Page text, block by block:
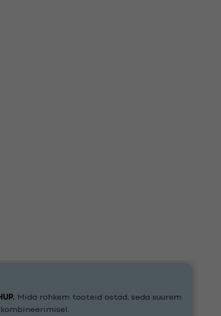
. Mida rohkem tooteid ostad, seda suurem